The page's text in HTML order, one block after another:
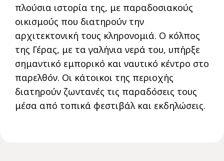
πλούσια ιστορία της, με παραδοσιακούς
οικισμούς που διατηρούν την
αρχιτεκτονική τους κληρονομιά. Ο κόλπος
της Γέρας, με τα γαλήνια νερά του, υπήρξε
σημαντικό εμπορικό και ναυτικό κέντρο στο
παρελθόν. Οι κάτοικοι της περιοχής
διατηρούν ζωντανές τις παραδόσεις τους
μέσα από τοπικά φεστιβάλ και εκδηλώσεις.